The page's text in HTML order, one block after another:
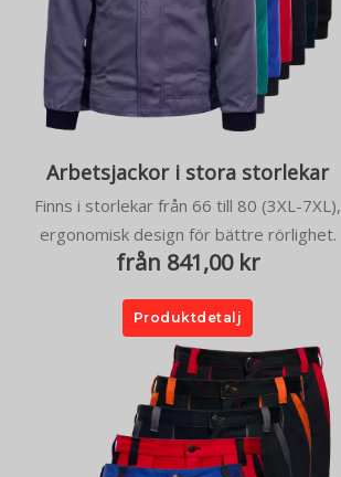
Arbetsjackor i stora storlekar
Finns i storlekar från 66 till 80 (3XL-7XL),
ergonomisk design för bättre rörlighet.
från 841,00 kr
Produktdetalj